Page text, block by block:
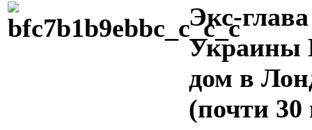
Экс-
Украины
дом в
(почти